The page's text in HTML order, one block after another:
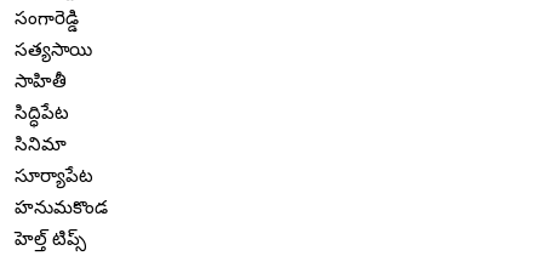
సంగారెడ్డి
సత్యసాయి
సాహితీ
సిద్ధిపేట
సినిమా
సూర్యాపేట
హనుమకొండ
హెల్త్ టిప్స్